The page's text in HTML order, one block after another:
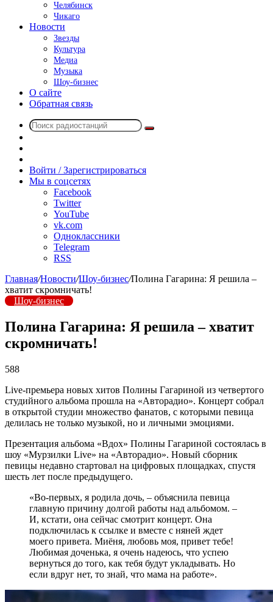
Челябинск
Чикаго
Новости
Звезды
Культура
Медиа
Музыка
Шоу-бизнес
О сайте
Обратная связь
Поиск
радио
Войти / Зарегистрироваться
Мы в соцсетях
Facebook
Twitter
YouTube
vk.com
Одноклассники
Telegram
RSS
Главная/Новости/Шоу-бизнес/Полина Гагарина: Я решила –
хватит скромничать!
Шоу-бизнес
Полина Гагарина: Я решила – хватит
скромничать!
588
Live-премьера новых хитов Полины Гагариной из четвертого
студийного альбома прошла на «Авторадио». Концерт собрал
в открытой студии множество фанатов, с которыми певица
делилась не только музыкой, но и личными эмоциями.
Презентация альбома «Вдох» Полины Гагариной состоялась в
шоу «Мурзилки Live» на «Авторадио». Новый сборник
певицы недавно стартовал на цифровых площадках, спустя
шесть лет после предыдущего.
«Во-первых, я родила дочь, – объяснила певица
главную причину долгой работы над альбомом. –
И, кстати, она сейчас смотрит концерт. Она
подключилась к ссылке и вместе с няней ждет
моего привета. Миёня, любовь моя, привет тебе!
Любимая доченька, я очень надеюсь, что успею
вернуться до того, как тебя будут укладывать. Но
если вдруг нет, то знай, что мама на работе».